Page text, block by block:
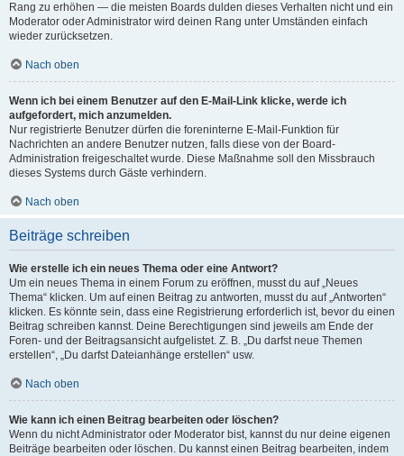
Rang zu erhöhen — die meisten Boards dulden dieses Verhalten nicht und ein
Moderator oder Administrator wird deinen Rang unter Umständen einfach
wieder zurücksetzen.
Nach oben
Wenn ich bei einem Benutzer auf den E-Mail-Link klicke, werde ich
aufgefordert, mich anzumelden.
Nur registrierte Benutzer dürfen die foreninterne E-Mail-Funktion für
Nachrichten an andere Benutzer nutzen, falls diese von der Board-
Administration freigeschaltet wurde. Diese Maßnahme soll den Missbrauch
dieses Systems durch Gäste verhindern.
Nach oben
Beiträge schreiben
Wie erstelle ich ein neues Thema oder eine Antwort?
Um ein neues Thema in einem Forum zu eröffnen, musst du auf „Neues
Thema“ klicken. Um auf einen Beitrag zu antworten, musst du auf „Antworten“
klicken. Es könnte sein, dass eine Registrierung erforderlich ist, bevor du einen
Beitrag schreiben kannst. Deine Berechtigungen sind jeweils am Ende der
Foren- und der Beitragsansicht aufgelistet. Z. B. „Du darfst neue Themen
erstellen“, „Du darfst Dateianhänge erstellen“ usw.
Nach oben
Wie kann ich einen Beitrag bearbeiten oder löschen?
Wenn du nicht Administrator oder Moderator bist, kannst du nur deine eigenen
Beiträge bearbeiten oder löschen. Du kannst einen Beitrag bearbeiten, indem